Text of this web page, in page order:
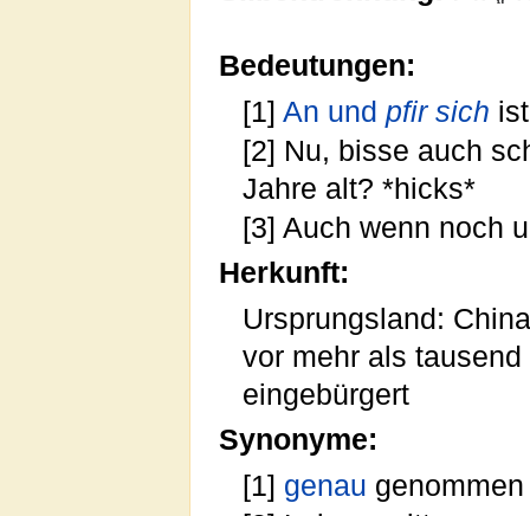
Bedeutungen:
[1]An undpfir sich
[2] Nu, bisse auch
Jahre alt? *hicks*
[3] Auch wenn noch
Herkunft:
Ursprungsland:
vor mehr als
eingebürgert
Synonyme:
[1] genau genommen